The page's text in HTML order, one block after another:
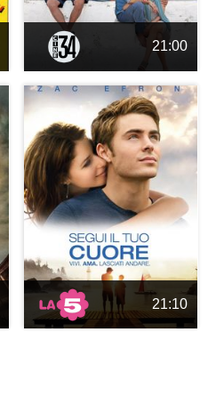
21:00
21:10